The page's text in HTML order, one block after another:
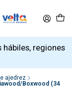
hábiles, regiones
ajedrez
Boxwood (34